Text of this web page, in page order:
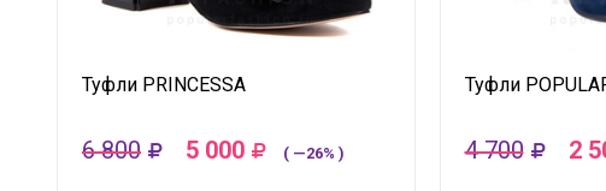
Туфли PRINCESSA
6 800 5 000 ( —26% )
Туфли
4 700 2